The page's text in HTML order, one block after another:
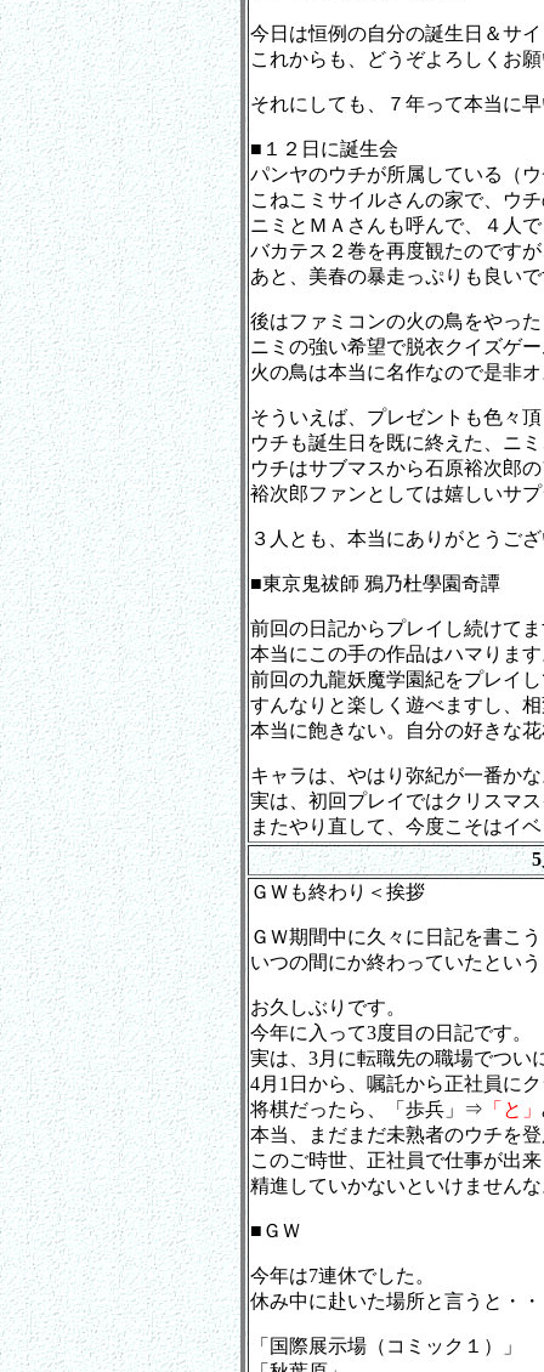
今日は恒例の自分の誕生日＆サ
これからも、どうぞよろしくお
それにしても、７年って本当に
■１２日に誕生会
パンヤのウチが所属している（
こねこミサイルさんの家で、ウ
ニミとＭＡさんも呼んで、４人
バカテス２巻を再度観たのです
あと、美春の暴走っぷりも良い
後はファミコンの火の鳥をやっ
ニミの強い希望で脱衣クイズゲ
火の鳥は本当に名作なので是非
そういえば、プレゼントも色々
ウチも誕生日を既に終えた、ニ
ウチはサブマスから石原裕次郎
裕次郎ファンとしては嬉しいサ
３人とも、本当にありがとうご
■東京鬼祓師 鴉乃杜學園奇譚
前回の日記からプレイし続けて
本当にこの手の作品はハマりま
前回の九龍妖魔学園紀をプレイ
すんなりと楽しく遊べますし、
本当に飽きない。自分の好きな
キャラは、やはり弥紀が一番か
実は、初回プレイではクリスマ
またやり直して、今度こそはイ
ＧＷも終わり＜挨拶
ＧＷ期間中に久々に日記を書こ
いつの間にか終わっていたとい
お久しぶりです。
今年に入って3度目の日記です。
実は、3月に転職先の職場でつい
4月1日から、嘱託から正社員に
将棋だったら、「歩兵」⇒ 「と」
本当、まだまだ未熟者のウチを
このご時世、正社員で仕事が出
精進していかないといけません
■ＧＷ
今年は7連休でした。
休み中に赴いた場所と言うと・
「国際展示場（コミック１）」